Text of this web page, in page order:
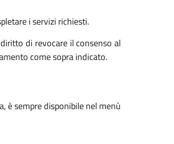
i servizi richiesti.
di revocare il consenso al
come sopra indicato.
è sempre disponibile nel menù